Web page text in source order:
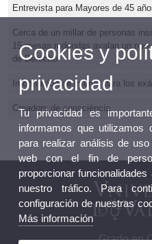
Entrevista para Mayores de 45
Cerca de un millar de personas
15 mesas redondas avalan un
de Derecho
Información de interés para los
Creadors de consciència
Grado en
Cookies y
privacidad
Tu privacidad es
informamos que
para realizar análisis de
web con el fin de
proporcionar
nuestro tráfico. Para
configuración de nuestras
Más información